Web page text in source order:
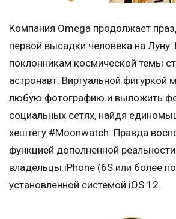
Компания Omega продолжает
первой высадки человека на
поклонникам космической темы
астронавт. Виртуальной фигуркой
любую фотографию и выложить
социальных сетях, найдя
хештегу #Moonwatch. Правда
функцией дополненной
владельцы iPhone (6S или более
установленной системой iOS 12.